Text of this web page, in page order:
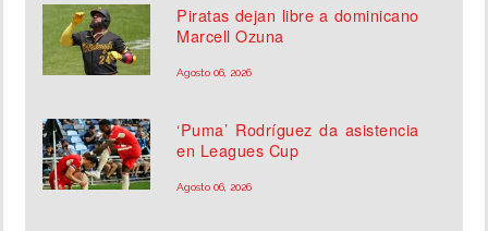
Piratas dejan libre a dominicano
Marcell Ozuna
Agosto 06, 2026
‘Puma’ Rodríguez da asistencia
en Leagues Cup
Agosto 06, 2026